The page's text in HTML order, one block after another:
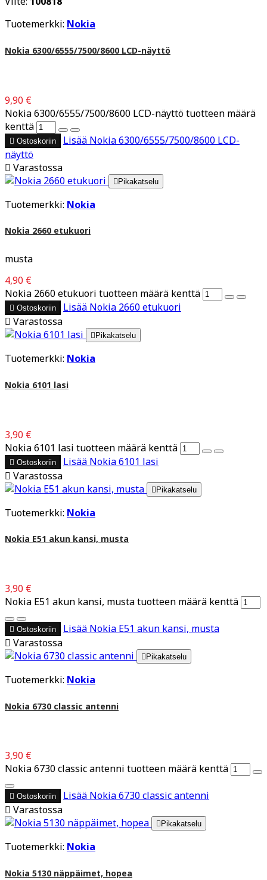
Tuotemerkki: Nokia
Nokia 6300/6555/7500/8600 LCD-näyttö
9,90 €
Nokia 6300/6555/7500/8600 LCD-näyttö tuotteen määrä
kenttä
 Ostoskoriin Lisää Nokia 6300/6555/7500/8600 LCD-
näyttö
 Varastossa
Pikakatselu
Tuotemerkki: Nokia
Nokia 2660 etukuori
musta
4,90 €
Nokia 2660 etukuori tuotteen määrä kenttä
 Ostoskoriin Lisää Nokia 2660 etukuori
 Varastossa
 Pikakatselu
Tuotemerkki: Nokia
Nokia 6101 lasi
3,90 €
Nokia 6101 lasi tuotteen määrä kenttä
 Ostoskoriin Lisää Nokia 6101 lasi
 Varastossa
Pikakatselu
Tuotemerkki: Nokia
Nokia E51 akun kansi, musta
3,90 €
Nokia E51 akun kansi, musta tuotteen määrä kenttä
 Ostoskoriin Lisää Nokia E51 akun kansi, musta
 Varastossa
 Pikakatselu
Tuotemerkki: Nokia
Nokia 6730 classic antenni
3,90 €
Nokia 6730 classic antenni tuotteen määrä kenttä
 Ostoskoriin Lisää Nokia 6730 classic antenni
 Varastossa
 Pikakatselu
Tuotemerkki: Nokia
Nokia 5130 näppäimet, hopea